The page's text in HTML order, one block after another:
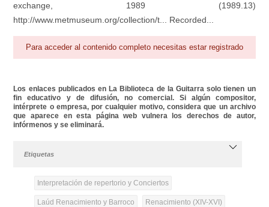
exchange, 1989 (1989.13)
http://www.metmuseum.org/collection/t... Recorded...
Para acceder al contenido completo necesitas estar registrado
Los enlaces publicados en La Biblioteca de la Guitarra solo tienen un
fin educativo y de difusión, no comercial. Si algún compositor,
intérprete o empresa, por cualquier motivo, considera que un archivo
que aparece en esta página web vulnera los derechos de autor,
infórmenos y se eliminará.
Etiquetas
Interpretación de repertorio y Conciertos
Laúd Renacimiento y Barroco Renacimiento (XIV-XVI)